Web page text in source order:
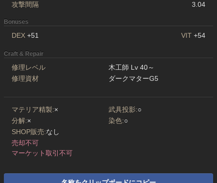
攻撃間隔
3.04
Bonuses
DEX +51 VIT +54
Craft & Repair
修理レベル
木工師 Lv 40～
修理資材
ダークマターG5
マテリア精製:× 武具投影:○
分解:× 染色:○
SHOP販売:なし
売却不可
マーケット取引不可